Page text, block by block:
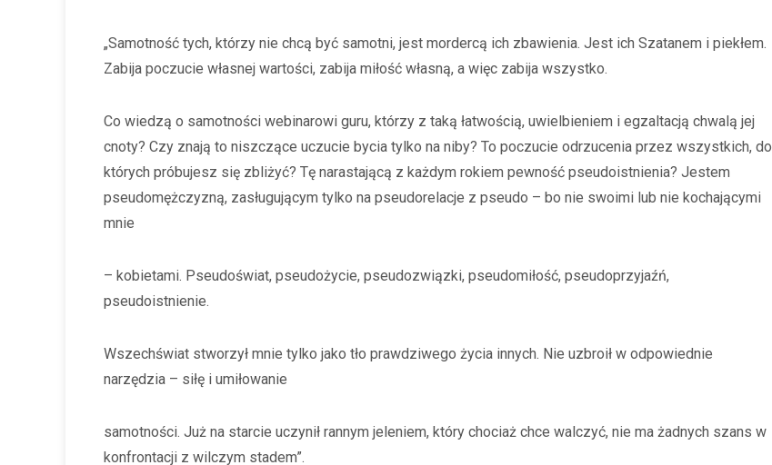
„Samotność tych, którzy nie chcą być samotni, jest mordercą ich zbawienia. Jest ich Szatanem i piekłem.
Zabija poczucie własnej wartości, zabija miłość własną, a więc zabija wszystko.
Co wiedzą o samotności webinarowi guru, którzy z taką łatwością, uwielbieniem i egzaltacją chwalą jej
cnoty? Czy znają to niszczące uczucie bycia tylko na niby? To poczucie odrzucenia przez wszystkich, do
których próbujesz się zbliżyć? Tę narastającą z każdym rokiem pewność pseudoistnienia? Jestem
pseudomężczyzną, zasługującym tylko na pseudorelacje z pseudo – bo nie swoimi lub nie kochającymi
mnie
– kobietami. Pseudoświat, pseudożycie, pseudozwiązki, pseudomiłość, pseudoprzyjaźń,
pseudoistnienie.
Wszechświat stworzył mnie tylko jako tło prawdziwego życia innych. Nie uzbroił w odpowiednie
narzędzia – siłę i umiłowanie
samotności. Już na starcie uczynił rannym jeleniem, który chociaż chce walczyć, nie ma żadnych szans w
konfrontacji z wilczym stadem”.